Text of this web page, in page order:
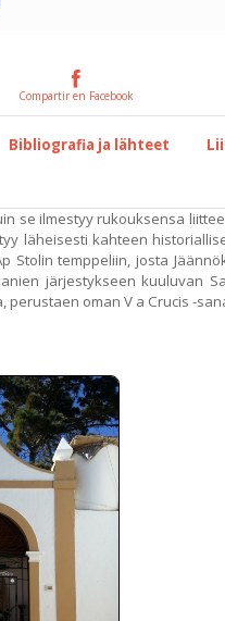
Compartir en Facebook
Bibliografia ja lähteet
se ilmestyy rukouksensa
läheisesti kahteen
temppeliin, josta
järjestykseen kuuluvan
oman V a Crucis -